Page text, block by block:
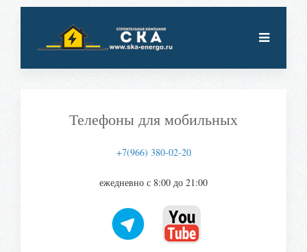
Телефоны для мобильных
+7(966) 380-02-20
ежедневно с 8:00 до 21:00